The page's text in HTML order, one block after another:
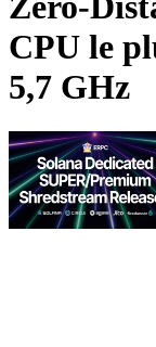
CPU le
5,7 GHz